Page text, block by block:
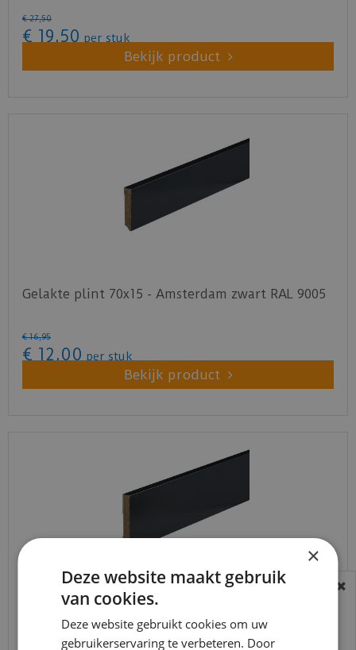
€ 27,50
€ 19,50 per stuk
Bekijk product
Gelakte plint 70x15 - Amsterdam zwart RAL 9005
€ 16,95
€ 12 ,00 per stuk
Bekijk product
BEREIKBAARHEID
In verband met de vakantie periode zijn wij
t/m 14 augustus telefonisch helaas niet
×
Deze website maakt gebruik
van cookies.
Deze website gebruikt cookies om uw
gebruikerservaring te verbeteren. Door